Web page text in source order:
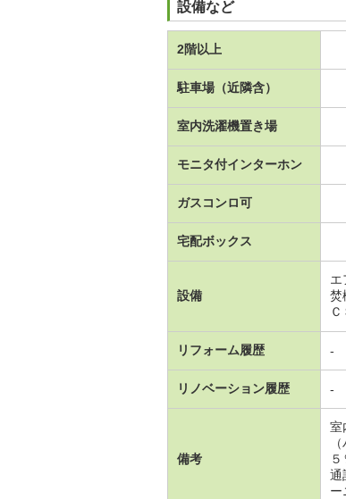
設備など
2階以上
駐車場（近隣含）
室内洗濯機置き場
モニタ付インターホン
ガスコンロ可
宅配ボックス
設備
エ
焚
リフォーム履歴 -
リノベーション履歴 -
備考
室
通
ー